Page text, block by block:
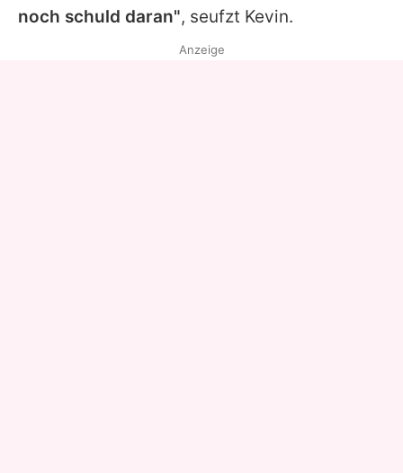
noch schuld daran", seufzt Kevin.
Anzeige